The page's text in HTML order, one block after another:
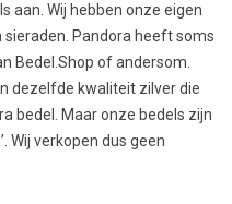
aan. Wij hebben onze eigen
Pandora heeft soms
Bedel.Shop of andersom.
dezelfde kwaliteit zilver die
bedel. Maar onze bedels zijn
Wij verkopen dus geen